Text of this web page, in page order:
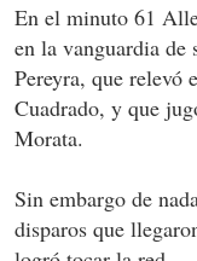
En el minuto 61
en la vanguardia de
Pereyra, que relevó
Cuadrado, y que
Morata.
Sin embargo de
disparos que